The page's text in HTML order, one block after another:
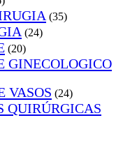
(35)
(24)
(20)
GINECOLOGICO
VASOS (24)
QUIRÚRGICAS